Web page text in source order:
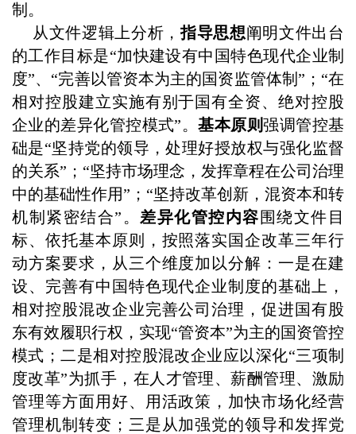
制。
从文件逻辑上分析， 指导思想阐明文件出台
的工作目标是“加快建设有中国特色现代企业制
度”、“完善以管资本为主的国资监管体制”；“在
相对控股建立实施有别于国有全资、绝对控股
企业的差异化管控模式”。基本原则强调管控基
础是“坚持党的领导，处理好授放权与强化监督
的关系”；“坚持市场理念，发挥章程在公司治理
中的基础性作用”；“坚持改革创新，混资本和转
机制紧密结合”。 差异化管控内容 围绕文件目
标、依托基本原则，按照落实国企改革三年行
动方案要求，从三个维度加以分解：一是在建
设、完善有中国特色现代企业制度的基础上，
相对控股混改企业完善公司治理，促进国有股
东有效履职行权，实现“管资本”为主的国资管控
模式；二是相对控股混改企业应以深化“三项制
度改革”为抓手，在人才管理、薪酬管理、激励
管理等方面用好、用活政策，加快市场化经营
管理机制转变；三是从加强党的领导和发挥党